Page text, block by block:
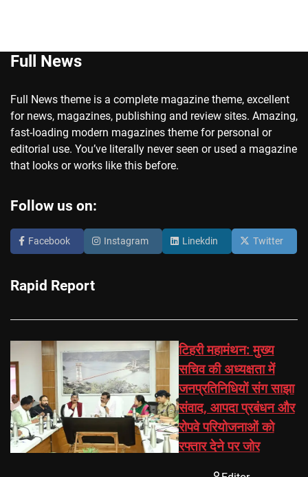
Full News
Full News theme is a complete magazine theme, excellent
for news, magazines, publishing and review sites. Amazing,
fast-loading modern magazines theme for personal or
editorial use. You’ve literally never seen or used a magazine
that looks or works like this before.
Follow us on:
Facebook Instagram Linekdin Twitter
Rapid Report
टिहरी महामंथन: मुख्य
सचिव की अध्यक्षता में
जनप्रतिनिधियों संग साझा
संवाद, आपदा प्रबंधन और
रोपवे परियोजनाओं को
रफ्तार देने पर जोर